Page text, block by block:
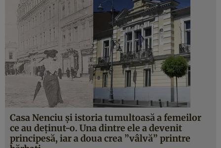
Casa Nenciu şi istoria tumultoasă a femeilor
ce au deţinut-o. Una dintre ele a devenit
principesă, iar a doua crea ”vâlvă” printre